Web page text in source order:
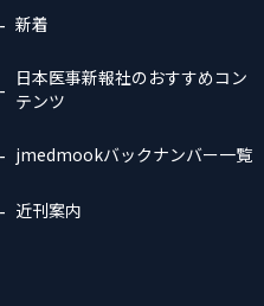
新着
日本医事新報社のおすすめコン
テンツ
jmedmookバックナンバー一覧
近刊案内